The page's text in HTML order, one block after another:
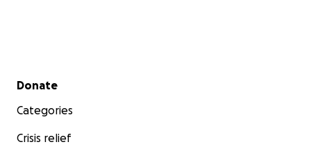
Secondary menu
Donate
Categories
Crisis relief